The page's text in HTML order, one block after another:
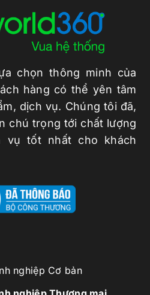
chọn thông minh của
hàng có thể yên tâm
dịch vụ. Chúng tôi đã,
chú trọng tới chất lượng
vụ tốt nhất cho khách
nghiệp Cơ bản